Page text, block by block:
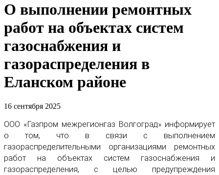
О выполнении ремонтных
работ на объектах систем
газоснабжения и
газораспределения в
Еланском районе
16 сентября 2025
ООО «Газпром межрегионгаз Волгоград» информирует
о том, что в связи с выполнением
газораспределительными организациями ремонтных
работ на объектах систем газоснабжения и
газораспределения, с целью предупреждения